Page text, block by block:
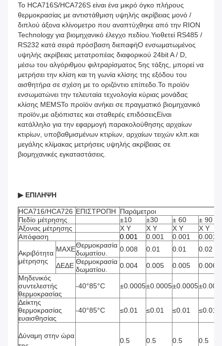
Το HCA716S/HCA726S είναι ένα μικρό όγκο πλήρους
θερμοκρασίας με αντιστάθμιση υψηλής ακρίβειας μονό /
διπλού άξονα κλίνομετρο που αναπτύχθηκε από την RION
Technology για βιομηχανικό έλεγχο πεδίου.Υιοθετεί RS485 /
RS232 κατά σειρά πρόσβαση διεπαφήΟ ενσωματωμένος
υψηλής ακρίβειας μετατροπέας διαφορικού 24bit A / D,
μέσω του αλγόριθμου φιλτραρίσματος 5ης τάξης, μπορεί να
μετρήσει την κλίση και τη γωνία κλίσης της εξόδου του
αισθητήρα σε σχέση με το οριζόντιο επίπεδο.Το προϊόν
ενσωματώνει την τελευταία τεχνολογία κύριας μονάδας
κλίσης MEMSΤο προϊόν ανήκει σε πραγματικό βιομηχανικό
προϊόν,με αξιόπιστες και σταθερές επιδόσειςΕίναι
κατάλληλο για την εφαρμογή παρακολούθησης αρχαίων
κτιρίων, υποβαθμισμένων κτιρίων, αρχαίων τειχών κλπ.και
μεγάλης κλίμακας μετρήσεις υψηλής ακρίβειας σε
βιομηχανικές εγκαταστάσεις.
▶ ΕΠΙΛΗΨΗ
HCA716/HCA726 ΕΠΙΣΤΡΟΠΗ
Παράμετροι
Πεδίο μέτρησης
±10 ±30 ± 60
± 90
Άξονας μέτρησης
Χ Y Χ Y Χ Y
Χ Y
Απόφαση
0.001 0.001 0.001 0.001
Ακριβότητα
μέτρησης
MAXEΘερμοκρασία
δωματίου.
0.008 0.01 0.01 0.02
ΔΕΔΕ Θερμοκρασία
δωματίου.
0.004 0.005 0.005
0.006
Μηδενικός
συντελεστής
θερμοκρασίας
-40°85°C ±0.0005±0.0005±0.0005
Δείκτης
θερμοκρασίας
ευαισθησίας
-40°85°C ≤0.01 ≤0.01 ≤0.01 ≤0.01
Δύναμη στην ώρα
0.5 0.5 0.5 0.5